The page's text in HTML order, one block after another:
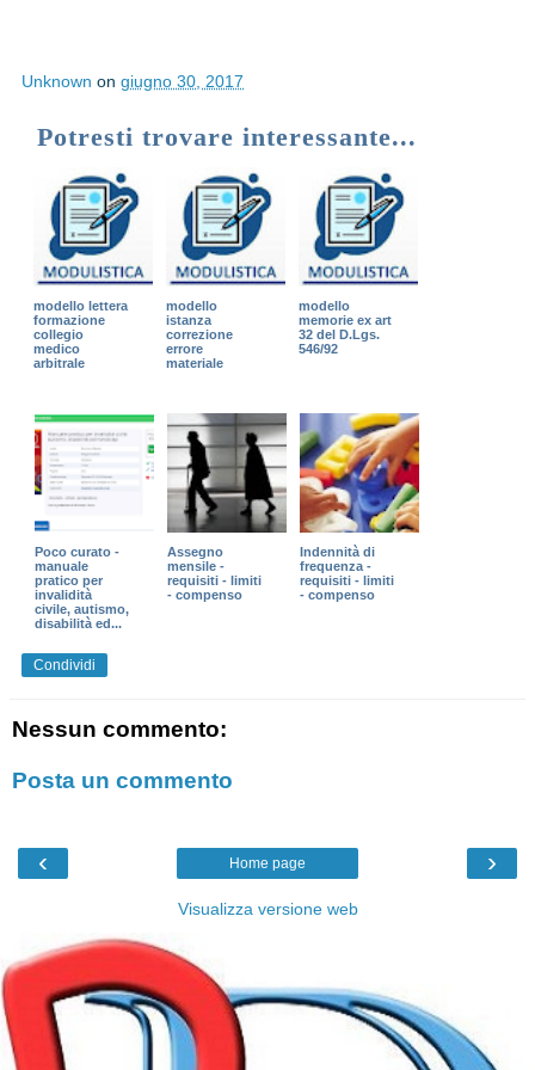
Unknown on giugno 30, 2017
Potresti trovare interessante...
modello lettera
formazione
collegio
medico
arbitrale
modello
istanza
correzione
errore
materiale
modello
memorie ex art
32 del D.Lgs.
546/92
Poco curato -
manuale
pratico per
invalidità
civile, autismo,
disabilità ed...
Assegno
mensile -
requisiti - limiti
- compenso
Indennità di
frequenza -
requisiti - limiti
- compenso
Condividi
Nessun commento:
Posta un commento
‹ ›
Home page
Visualizza versione web